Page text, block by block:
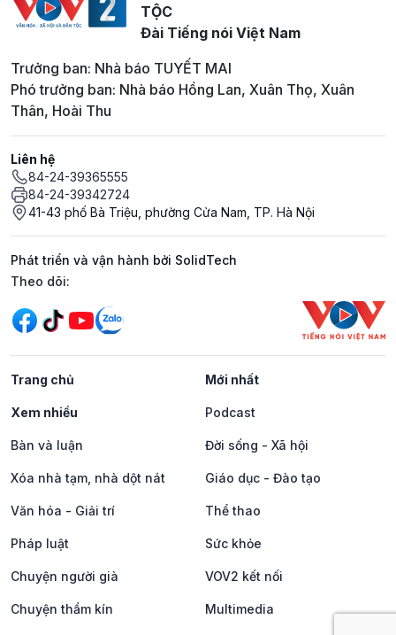
TỘC
Đài Tiếng nói Việt Nam
Trưởng ban: Nhà báo TUYẾT MAI
Phó trưởng ban: Nhà báo Hồng Lan, Xuân Thọ, Xuân
Thân, Hoài Thu
Liên hệ
84-24-39365555
84-24-39342724
41-43 phố Bà Triệu, phường Cửa Nam, TP. Hà Nội
Phát triển và vận hành bởi SolidTech
Mạng xã hội
Theo dõi:
Trang chủ Mới nhất
Xem nhiều Podcast
Bàn và luận Đời sống - Xã hội
Xóa nhà tạm, nhà dột nát Giáo dục - Đào tạo
Văn hóa - Giải trí Thể thao
Pháp luật Sức khỏe
Chuyện người già VOV2 kết nối
Chuyện thầm kín Multimedia